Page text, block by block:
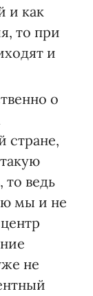
и как
то при
и
о
стране,
ведь
мы и не
не